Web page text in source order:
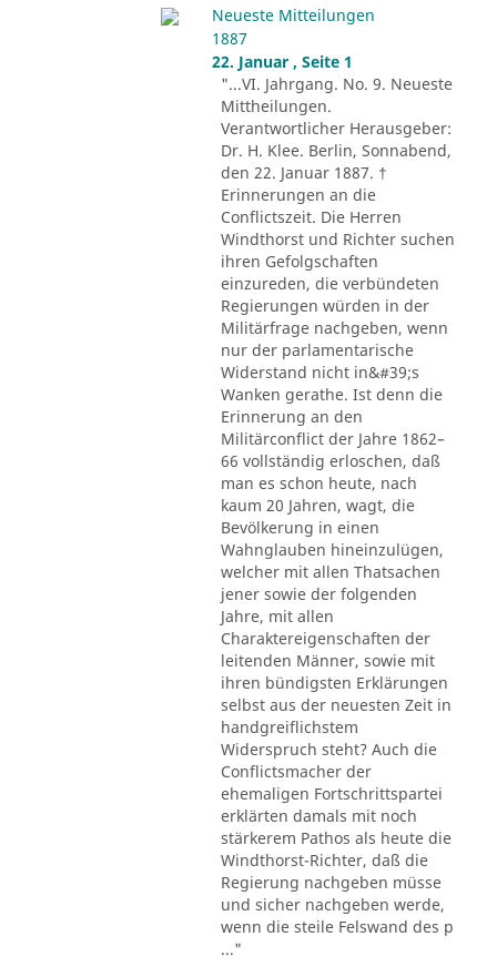
Neueste Mitteilungen
1887
22. Januar , Seite 1
"...VI. Jahrgang. No. 9. Neueste
Mittheilungen.
Verantwortlicher Herausgeber:
Dr. H. Klee. Berlin, Sonnabend,
den 22. Januar 1887. †
Erinnerungen an die
Conflictszeit. Die Herren
Windthorst und Richter suchen
ihren Gefolgschaften
einzureden, die verbündeten
Regierungen würden in der
Militärfrage nachgeben, wenn
nur der parlamentarische
Widerstand nicht in&#39;s
Wanken gerathe. Ist denn die
Erinnerung an den
Militärconflict der Jahre 1862–
66 vollständig erloschen, daß
man es schon heute, nach
kaum 20 Jahren, wagt, die
Bevölkerung in einen
Wahnglauben hineinzulügen,
welcher mit allen Thatsachen
jener sowie der folgenden
Jahre, mit allen
Charaktereigenschaften der
leitenden Männer, sowie mit
ihren bündigsten Erklärungen
selbst aus der neuesten Zeit in
handgreiflichstem
Widerspruch steht? Auch die
Conflictsmacher der
ehemaligen Fortschrittspartei
erklärten damals mit noch
stärkerem Pathos als heute die
Windthorst-Richter, daß die
Regierung nachgeben müsse
und sicher nachgeben werde,
wenn die steile Felswand des p
..."